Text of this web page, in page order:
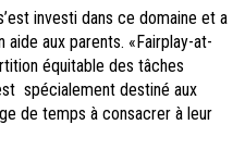
investi dans ce domaine et a
aux parents. «Fairplay-at-
équitable des tâches
spécialement destiné aux
de temps à consacrer à leur